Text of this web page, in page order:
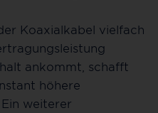
Koaxialkabel vielfach
ankommt, schafft
höhere
weiterer